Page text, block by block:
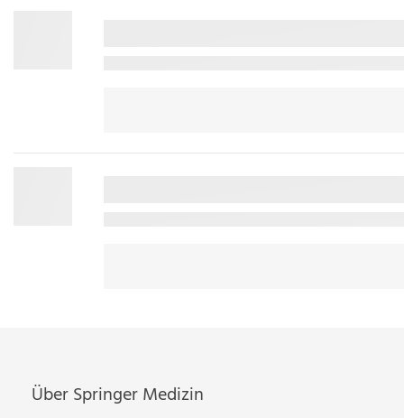
Über Springer Medizin